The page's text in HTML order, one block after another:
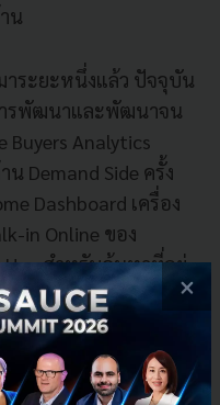
น
าระยะหนึ่งแล้ว ปัจจุบัน
รพัฒนาและพัฒนาจน
Buyers Analytics
Demand Side ครั้ง
Dashboard เครื่อง
in Online ของ
Hop สำหรับค้นหาที่อยู่
การเฉพาะบุคคล
ารใช้ประสบการณ์ส่วน
ทศไทย และ Home
ที่อยู่อาศัยและอุปกรณ์
×